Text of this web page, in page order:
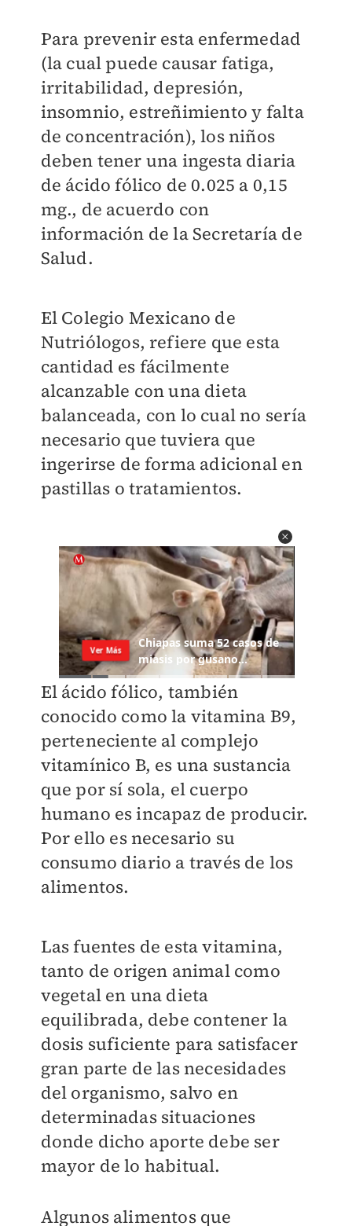
Para prevenir esta enfermedad
(la cual puede causar fatiga,
irritabilidad, depresión,
insomnio, estreñimiento y falta
de concentración), los niños
deben tener una ingesta diaria
de ácido fólico de 0.025 a 0,15
mg., de acuerdo con
información de la Secretaría de
Salud.
El Colegio Mexicano de
Nutriólogos, refiere que esta
cantidad es fácilmente
alcanzable con una dieta
balanceada, con lo cual no sería
necesario que tuviera que
ingerirse de forma adicional en
pastillas o tratamientos.
El ácido fólico, también
conocido como la vitamina B9,
perteneciente al complejo
vitamínico B, es una sustancia
que por sí sola, el cuerpo
humano es incapaz de producir.
Por ello es necesario su
consumo diario a través de los
alimentos.
Las fuentes de esta vitamina,
tanto de origen animal como
vegetal en una dieta
equilibrada, debe contener la
dosis suficiente para satisfacer
gran parte de las necesidades
del organismo, salvo en
determinadas situaciones
donde dicho aporte debe ser
mayor de lo habitual.
Algunos alimentos que